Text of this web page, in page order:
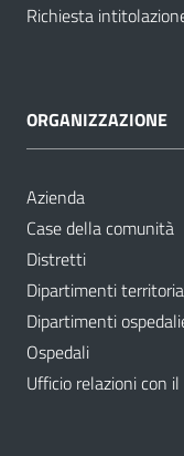
Richiesta
ORGANIZZAZIONE
Azienda
Case della comunità
Distretti
Dipartimenti
Dipartimenti
Ospedali
Ufficio relazioni con